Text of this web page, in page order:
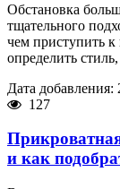
Обстановка
тщательного
чем приступить
определить
Дата добавления:
127
и как